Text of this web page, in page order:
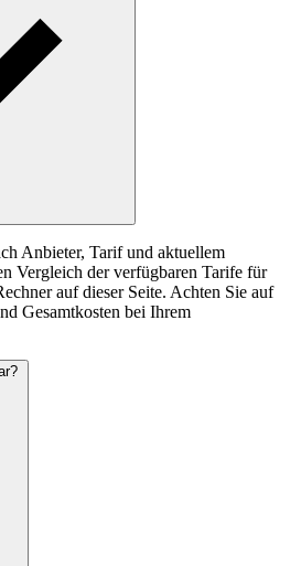
Anbieter, Tarif und aktuellem
Vergleich der verfügbaren Tarife für
auf dieser Seite. Achten Sie auf
Gesamtkosten bei Ihrem